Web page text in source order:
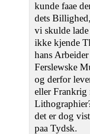
kunde faae
dets
vi skulde
ikke kjende
hans
Ferslewske
og derfor
eller Frankrig
det er dog
paa Tydsk.